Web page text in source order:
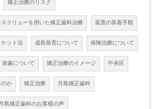
矯正治療のリスク
クリューを用いた矯正歯科治療 装置の装着手順
ット法 成長発育について 保険治療について
抜歯について 矯正治療のイメージ 中央区
か 矯正治療 月島矯正歯科
島矯正歯科のお客様の声